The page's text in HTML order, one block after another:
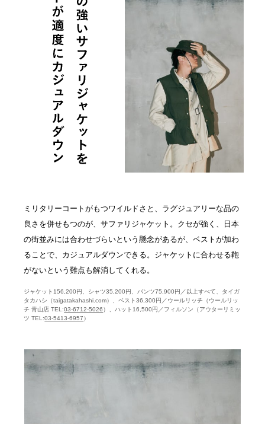
ミリタリーコートがもつワイルドさと、ラグジュアリーな品の
良さを併せもつのが、サファリジャケット。クセが強く、日本
の街並みには合わせづらいという懸念があるが、ベストが加わ
ることで、カジュアルダウンできる。ジャケットに合わせる鞄
がないという難点も解消してくれる。
ジャケット156,200円、シャツ35,200円、パンツ75,900円／以上すべて、タイガ
タカハシ（taigatakahashi.com）、ベスト36,300円／ウールリッチ（ウールリッ
チ 青山店 TEL:03-6712-5026）、ハット16,500円／フィルソン（アウターリミッ
ツ TEL:03-5413-6957）